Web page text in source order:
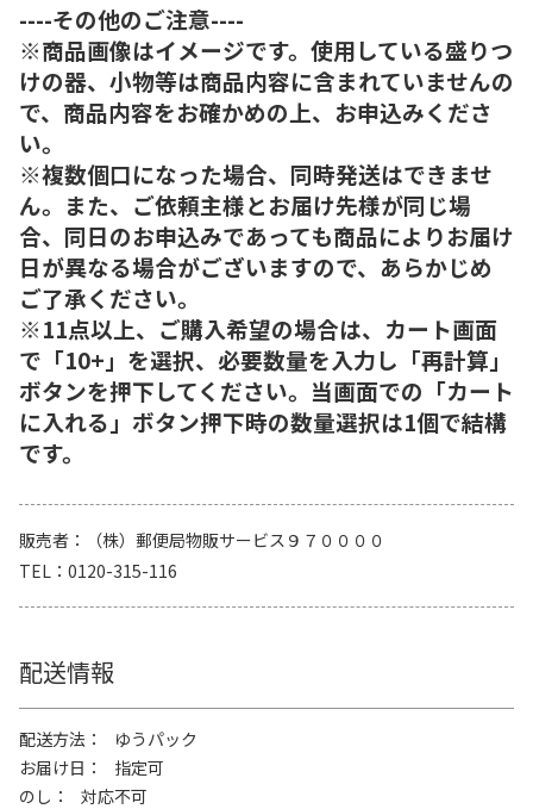
----その他のご注意----
※商品画像はイメージです。使用している盛りつ
けの器、小物等は商品内容に含まれていませんの
で、商品内容をお確かめの上、お申込みくださ
い。
※複数個口になった場合、同時発送はできませ
ん。また、ご依頼主様とお届け先様が同じ場
合、同日のお申込みであっても商品によりお届け
日が異なる場合がございますので、あらかじめ
ご了承ください。
※11点以上、ご購入希望の場合は、カート画面
で「10+」を選択、必要数量を入力し「再計算」
ボタンを押下してください。当画面での「カート
に入れる」ボタン押下時の数量選択は1個で結構
です。
販売者
（株）郵便局物販サービス９７００００
TEL
0120-315-116
配送情報
配送方法
ゆうパック
お届け日
指定可
のし
対応不可